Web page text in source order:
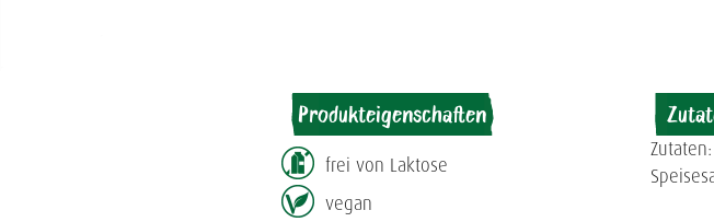
Produkteigenschaften
frei von Laktose
vegan
Zutaten: